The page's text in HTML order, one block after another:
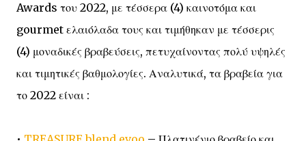
Awards του 2022, με τέσσερα (4) καινοτόμα και
gourmet ελαιόλαδα τους και τιμήθηκαν με τέσσερις
(4) μοναδικές βραβεύσεις, πετυχαίνοντας πολύ υψηλές
και τιμητικές βαθμολογίες. Αναλυτικά, τα βραβεία για
το 2022 είναι :